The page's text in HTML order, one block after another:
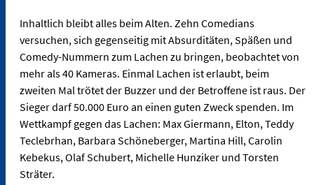
Inhaltlich bleibt alles beim Alten. Zehn Comedians
versuchen, sich gegenseitig mit Absurditäten, Späßen und
Comedy-Nummern zum Lachen zu bringen, beobachtet von
mehr als 40 Kameras. Einmal Lachen ist erlaubt, beim
zweiten Mal trötet der Buzzer und der Betroffene ist raus. Der
Sieger darf 50.000 Euro an einen guten Zweck spenden. Im
Wettkampf gegen das Lachen: Max Giermann, Elton, Teddy
Teclebrhan, Barbara Schöneberger, Martina Hill, Carolin
Kebekus, Olaf Schubert, Michelle Hunziker und Torsten
Sträter.